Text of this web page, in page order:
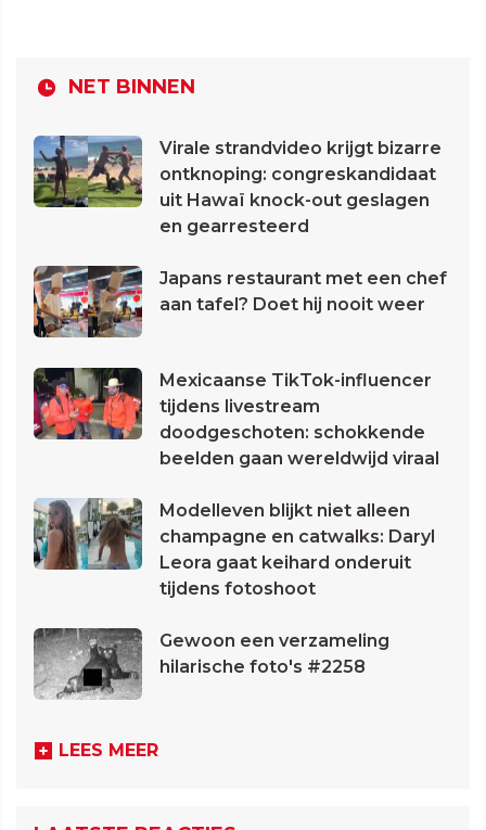
NET BINNEN
Virale strandvideo krijgt bizarre
ontknoping: congreskandidaat
uit Hawaï knock-out geslagen
en gearresteerd
Japans restaurant met een chef
aan tafel? Doet hij nooit weer
Mexicaanse TikTok-influencer
tijdens livestream
doodgeschoten: schokkende
beelden gaan wereldwijd viraal
Modelleven blijkt niet alleen
champagne en catwalks: Daryl
Leora gaat keihard onderuit
tijdens fotoshoot
Gewoon een verzameling
hilarische foto's #2258
LEES MEER